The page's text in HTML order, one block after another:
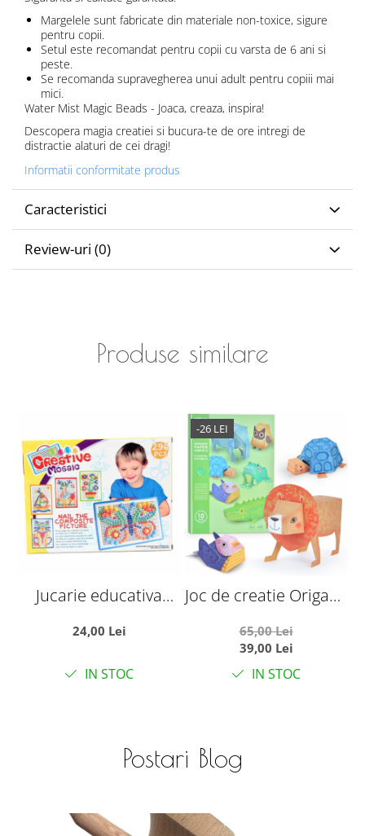
Margelele sunt fabricate din materiale non-toxice, sigure
pentru copii.
Setul este recomandat pentru copii cu varsta de 6 ani si
peste.
Se recomanda supravegherea unui adult pentru copiii mai
mici.
Water Mist Magic Beads - Joaca, creaza, inspira!
Descopera magia creatiei si bucura-te de ore intregi de
distractie alaturi de cei dragi!
Informatii conformitate produs
Caracteristici
Review-uri (0)
Produse similare
Jucarie educativa
Piese
24,00 Lei
IN STOC
-26 LEI
Joc de creatie Origami
65,00 Lei
39,00 Lei
IN STOC
Postari Blog